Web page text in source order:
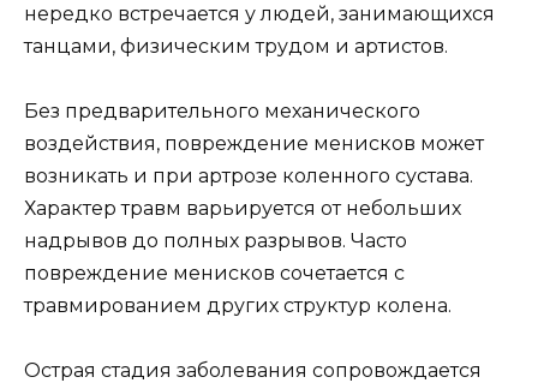
нередко встречается у людей, занимающихся
танцами, физическим трудом и артистов.
Без предварительного механического
воздействия, повреждение менисков может
возникать и при артрозе коленного сустава.
Характер травм варьируется от небольших
надрывов до полных разрывов. Часто
повреждение менисков сочетается с
травмированием других структур колена.
Острая стадия заболевания сопровождается